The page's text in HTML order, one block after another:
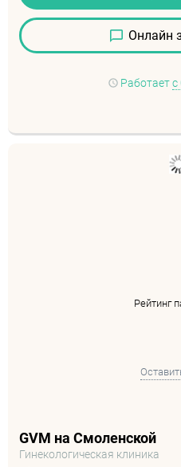
Онлайн
Работаетс
Рейтинг
GVM на Смоленской
Гинекологическая клиника